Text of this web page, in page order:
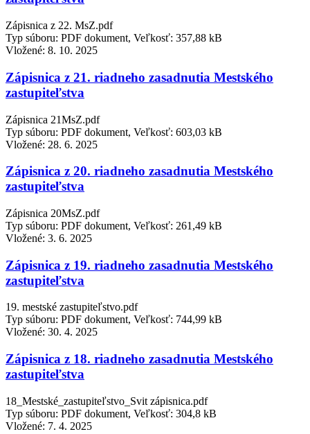
Zápisnica z 22. MsZ.pdf
Typ súboru: PDF dokument, Veľkosť: 357,88 kB
Vložené: 8. 10. 2025
Zápisnica z 21. riadneho zasadnutia Mestského
zastupiteľstva
Zápisnica 21MsZ.pdf
Typ súboru: PDF dokument, Veľkosť: 603,03 kB
Vložené: 28. 6. 2025
Zápisnica z 20. riadneho zasadnutia Mestského
zastupiteľstva
Zápisnica 20MsZ.pdf
Typ súboru: PDF dokument, Veľkosť: 261,49 kB
Vložené: 3. 6. 2025
Zápisnica z 19. riadneho zasadnutia Mestského
zastupiteľstva
19. mestské zastupiteľstvo.pdf
Typ súboru: PDF dokument, Veľkosť: 744,99 kB
Vložené: 30. 4. 2025
Zápisnica z 18. riadneho zasadnutia Mestského
zastupiteľstva
18_Mestské_zastupiteľstvo_Svit zápisnica.pdf
Typ súboru: PDF dokument, Veľkosť: 304,8 kB
Vložené: 7. 4. 2025